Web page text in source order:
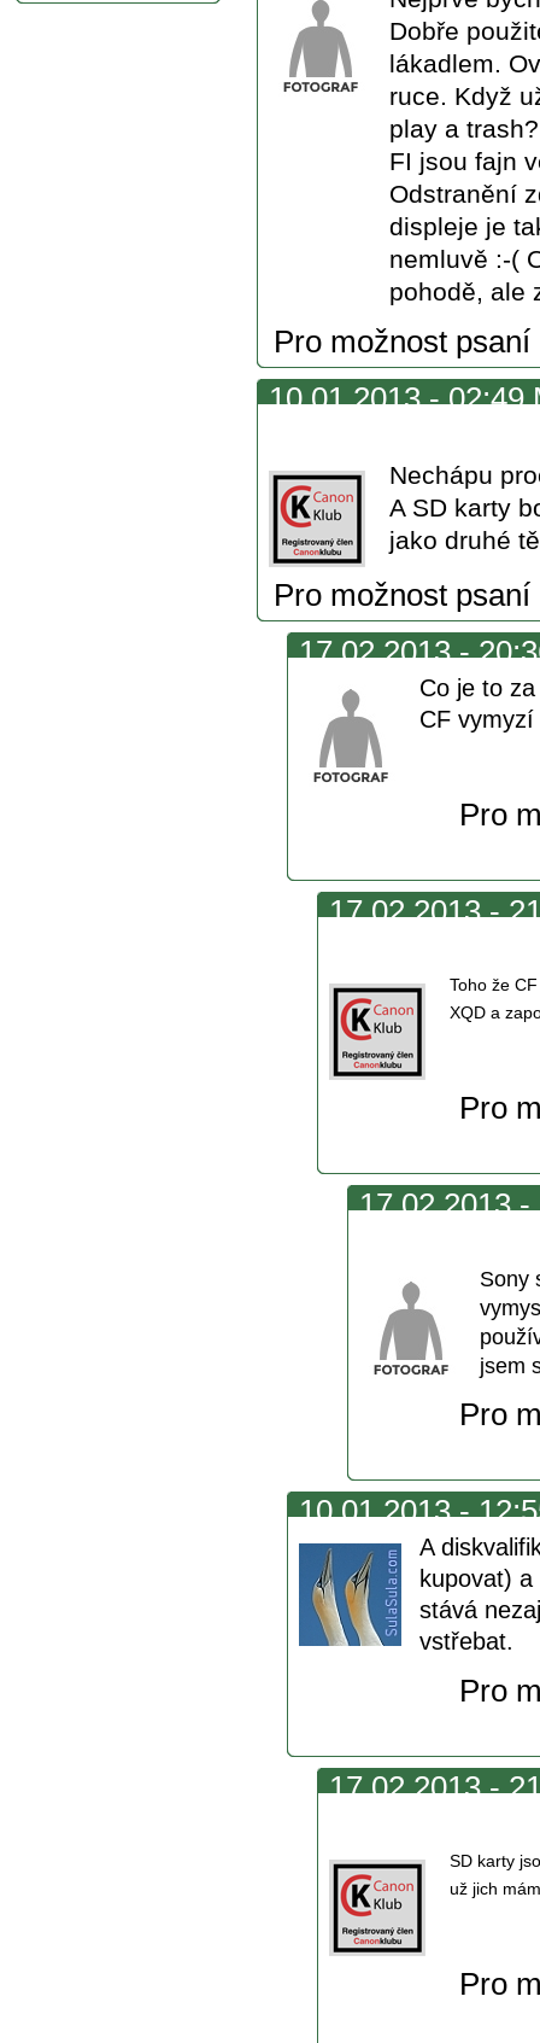
Dobře
lákadlem.
ruce. Když
play a
FI jsou fajn
Odstranění
displeje je
nemluvě :-(
pohodě, ale
Pro možnost
10.01.2013 -
Nechápu
A SD karty
jako druhé
Pro možnost
17.02.2013 -
Co je to
CF
Pro
17.02.2013 -
Toho že
XQD a
Pro
17.02.2013
Sony
jsem
Pro
10.01.2013 -
A
kupovat)
stává
vstřebat.
Pro
17.02.2013 -
SD karty
už jich
Pro